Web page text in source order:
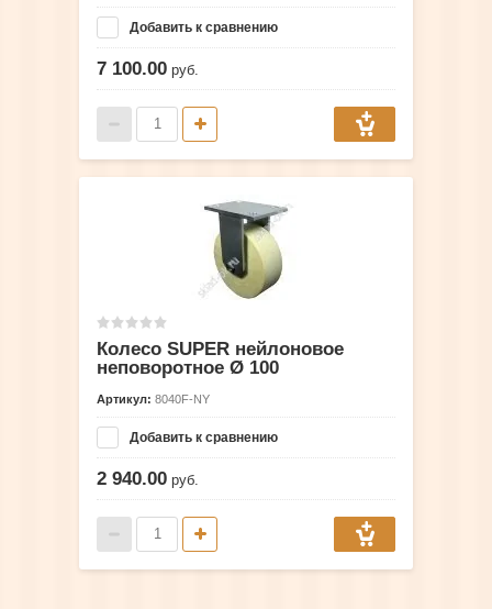
Добавить к сравнению
7 100.00 руб.
Колесо SUPER нейлоновое
неповоротное Ø 100
Артикул: 8040F-NY
Добавить к сравнению
2 940.00 руб.